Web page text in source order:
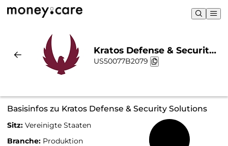
Kratos Defense & Security
Solutions | Nachhaltigkeit
US50077B2079
Basisinfos zu Kratos Defense & Security Solutions
Sitz: Vereinigte Staaten
Branche: Produktion